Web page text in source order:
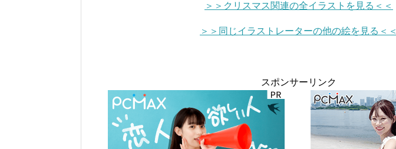
＞＞クリスマス関連の全イラストを見る＜＜
＞＞同じイラストレーターの他の絵を見る＜＜
スポンサーリンク